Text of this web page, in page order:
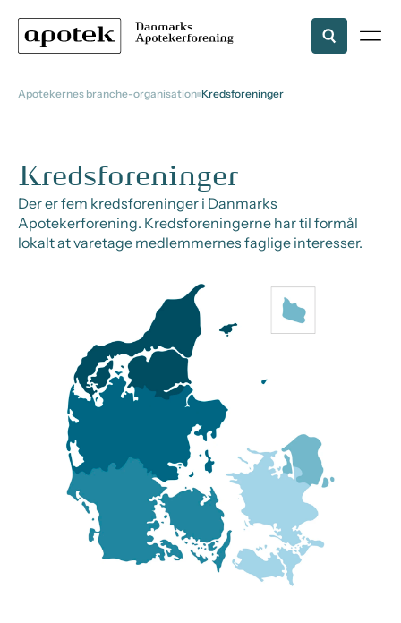
Apotekernes branche-organisation Kredsforeninger
Kredsforeninger
Der er fem kredsforeninger i Danmarks
Apotekerforening. Kredsforeningerne har til formål
lokalt at varetage medlemmernes faglige interesser.